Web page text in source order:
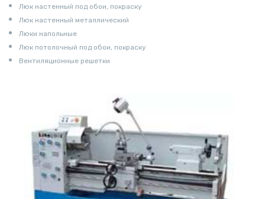
Люк настенный под обои, покраску
Люк настенный металлический
Люки напольные
Люк потолочный под обои, покраску
Вентиляционные решетки